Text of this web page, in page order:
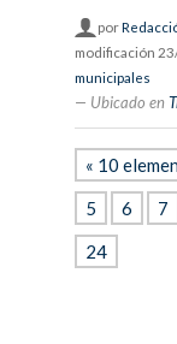
por
modificación
municipales
Ubicado en
« 10
5
6 7
24